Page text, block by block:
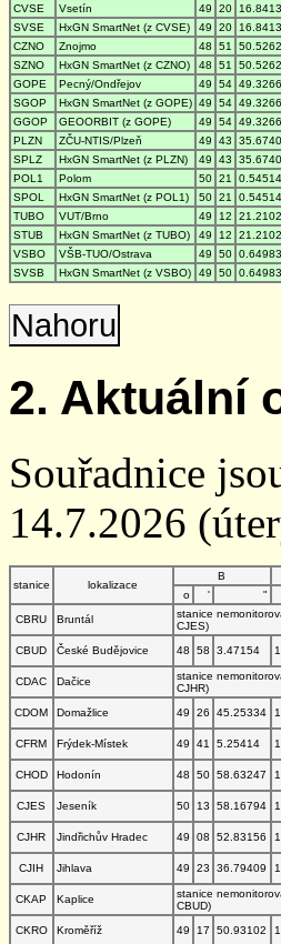
CVSE
Vsetín 49 20
SVSE
HxGN SmartNet (z CVSE) 49 20
CZNO
Znojmo 48 51
SZNO
HxGN SmartNet (z CZNO) 48 51
GOPE
Pecný/Ondřejov 49 54
SGOP
HxGN SmartNet (z GOPE) 49 54
GGOP
GEOORBIT (z GOPE) 49 54
PLZN
ZČU-NTIS/Plzeň 49 43
SPLZ
HxGN SmartNet (z PLZN) 49 43
POL1
Polom 50 21 0.54514
SPOL
HxGN SmartNet (z POL1) 50 21 0.54514
TUBO
VUT/Brno 49 12
STUB
HxGN SmartNet (z TUBO) 49 12
VSBO
VŠB-TUO/Ostrava 49 50 0.64983
SVSB
HxGN SmartNet (z VSBO) 49 50 0.64983
Nahoru
2. Aktuální
Souřadnice
14.7.2026
stanice lokalizace
B
o
' "
CBRU
Bruntál
stanice
CJES)
CBUD
České Budějovice 48 58 3.47154
CDAC
Dačice
stanice
CJHR)
CDOM
Domažlice 49 26 45.25334
CFRM
Frýdek-Místek 49 41 5.25414
CHOD
Hodonín 48 50 58.63247
CJES
Jeseník 50 13 58.16794
CJHR
Jindřichův Hradec 49 08 52.83156
CJIH
Jihlava 49 23 36.79409
CKAP
Kaplice
stanice
CBUD)
CKRO
Kroměříž 49 17 50.93102